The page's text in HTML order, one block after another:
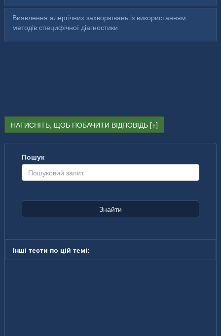
Виявлення алергічних захворювань із використанням
методів специфічної діагностики
НАТИСНІТЬ, ЩОБ ПОБАЧИТИ ВІДПОВІДЬ
Пошук
Знайти
Інші тести по цій темі: